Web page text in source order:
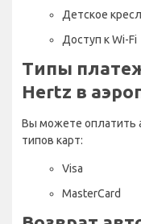
Детское
Доступ к Wi-Fi
Типы
Hertz в
Вы можете
типов карт:
Visa
MasterCard